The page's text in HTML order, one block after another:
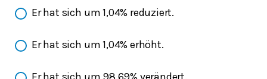
Er hat sich um 1,04% reduziert.
Er hat sich um 1,04% erhöht.